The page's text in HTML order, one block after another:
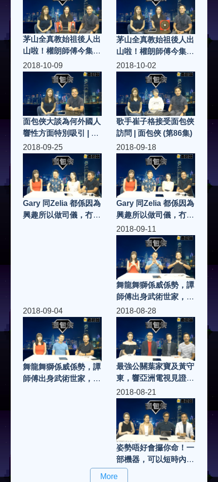
茅山全真教始祖後人出
山啦！權朗師傅今集講
吓原來茅山術可以醫陽
萎、減肥、防老公有桃
花⋯⋯真係？立即去
片！（二）| 面包俠 (第
89集)
茅山全真教始祖後人出
山啦！權朗師傅今集講
吓原來茅山術可以醫陽
萎、減肥、防老公有桃
花⋯⋯真係？立即去
片！（一）| 面包俠 (第
88集)
2018-10-09
面包俠大談為何外國人
響性方面特別吸引 | 面
包俠 (第87集)
2018-10-02
歌手崔子格接受面包俠
訪問 | 面包俠 (第86集)
2018-09-25
Gary 同Zelia 都係因為
興趣所以做司儀，冇電
2018-09-18
Gary 同Zelia 都係因為
興趣所以做司儀，冇電
視及電台訓練，點學
呢？辭埋工，全職做司
儀？為乜呢？生存到？
（一）| 面包俠 (第84
集)
2018-09-11
舞龍舞獅係威係勢，譚
師傅出身武術世家，推
廣中國傳統舞獅到世界
各地，大談此中國傳統
藝術如何吸引（二）|
面包俠 (第83集)
2018-09-04
舞龍舞獅係威係勢，譚
師傅出身武術世家，推
2018-08-28
最強公關葉家寶及黃守
東，響亞洲電視見證什
麼是「危機」及「災
難」！「關公」變「公
關」呢集我和公關有個
約會 | 面包俠 (第81集)
2018-08-21
姿勢唔好會攞你命！一
部機器，可以短時內令
你挺胸縮圖，又會高
More